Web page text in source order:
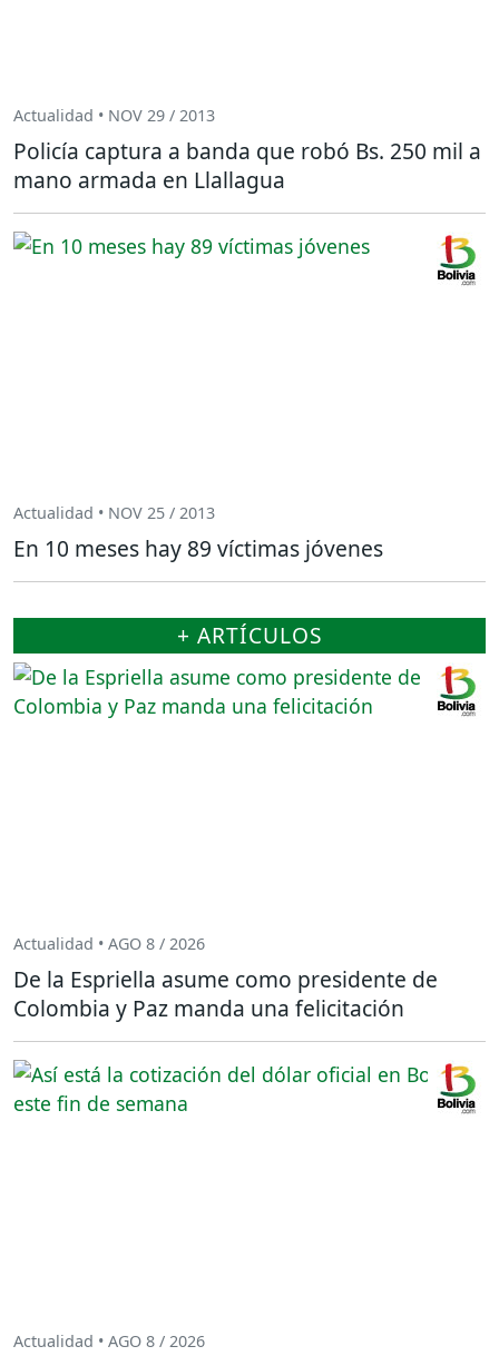
Actualidad • NOV 29 / 2013
Policía captura a banda que robó Bs. 250 mil a
mano armada en Llallagua
Actualidad • NOV 25 / 2013
En 10 meses hay 89 víctimas jóvenes
+ ARTÍCULOS
Actualidad • AGO 8 / 2026
De la Espriella asume como presidente de
Colombia y Paz manda una felicitación
Actualidad • AGO 8 / 2026